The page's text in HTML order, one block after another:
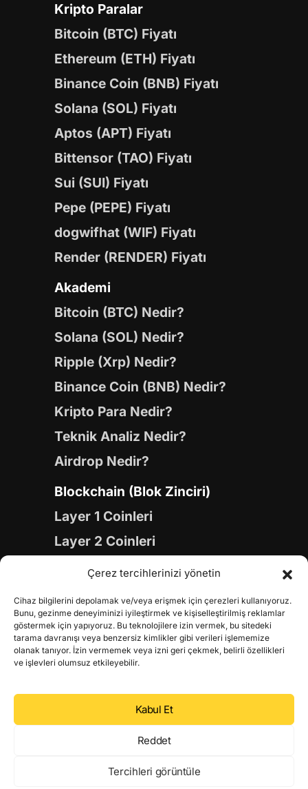
Çerez tercihlerinizi yönetin
Cihaz bilgilerini depolamak ve/veya erişmek için çerezleri kullanıyoruz.
Bunu, gezinme deneyiminizi iyileştirmek ve kişiselleştirilmiş reklamlar
göstermek için yapıyoruz. Bu teknolojilere izin vermek, bu sitedeki
tarama davranışı veya benzersiz kimlikler gibi verileri işlememize
olanak tanıyor. İzin vermemek veya izni geri çekmek, belirli özellikleri
ve işlevleri olumsuz etkileyebilir.
Kabul Et
Reddet
Tercihleri görüntüle
Kripto Paralar
Bitcoin (BTC) Fiyatı
Ethereum (ETH) Fiyatı
Binance Coin (BNB) Fiyatı
Solana (SOL) Fiyatı
Aptos (APT) Fiyatı
Bittensor (TAO) Fiyatı
Sui (SUI) Fiyatı
Pepe (PEPE) Fiyatı
dogwifhat (WIF) Fiyatı
Render (RENDER) Fiyatı
Akademi
Bitcoin (BTC) Nedir?
Solana (SOL) Nedir?
Ripple (Xrp) Nedir?
Binance Coin (BNB) Nedir?
Kripto Para Nedir?
Teknik Analiz Nedir?
Airdrop Nedir?
Blockchain (Blok Zinciri)
Layer 1 Coinleri
Layer 2 Coinleri
Yapay Zeka (AI) Coinleri
Gaming Coinleri
RWA Coinleri
DeFi Coinleri
DePIN Coinleri
Metaverse Coinleri
Web 3.0 Coinleri
Coin Türevleri